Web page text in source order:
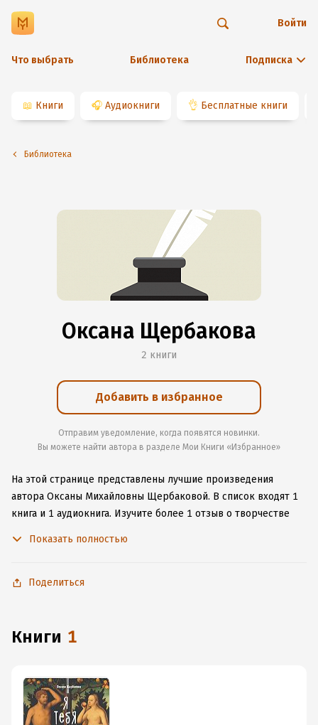
Что выбрать Библиотека Подписка
Войти
📖 Книги 🎧 Аудиокниги 👌 Бесплатные книги
Библиотека
Оксана Щербакова
2 книги
Добавить в избранное
Отправим уведомление, когда появятся новинки.
Вы можете найти автора в разделе Мои Книги «Избранное»
На этой странице представлены лучшие произведения
автора Оксаны Михайловны Щербаковой. В список входят 1
книга и 1 аудиокнига. Изучите более 1 отзыв о творчестве
не расставаться с любимыми произведениями даже без
Показать полностью
Поделиться
книги 1